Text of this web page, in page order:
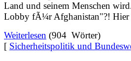
Land und seinem Menschen
Lobby fÃ¼r Afghanistan"?! Hier
Weiterlesen (904 Wörter)
[ Sicherheitspolitik und